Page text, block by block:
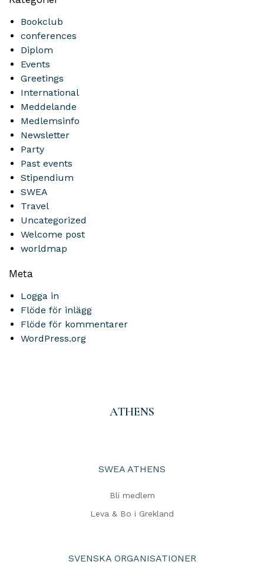
Bookclub
conferences
Diplom
Events
Greetings
International
Meddelande
Medlemsinfo
Newsletter
Party
Past events
Stipendium
SWEA
Travel
Uncategorized
Welcome post
worldmap
Meta
Logga in
Flöde för inlägg
Flöde för kommentarer
WordPress.org
ATHENS
SWEA ATHENS
Bli medlem
Leva & Bo i Grekland
SVENSKA ORGANISATIONER